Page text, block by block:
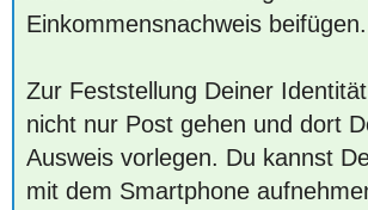
Einkommensnachweis beifügen.
Zur Feststellung Deiner
nicht nur Post gehen und dort
Ausweis vorlegen. Du kannst
mit dem Smartphone